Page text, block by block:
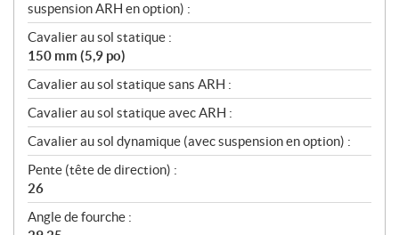
suspension ARH en option) :
Cavalier au sol statique :
150 mm (5,9 po)
Cavalier au sol statique sans ARH :
Cavalier au sol statique avec ARH :
Cavalier au sol dynamique (avec suspension en option) :
Pente (tête de direction) :
26
Angle de fourche :